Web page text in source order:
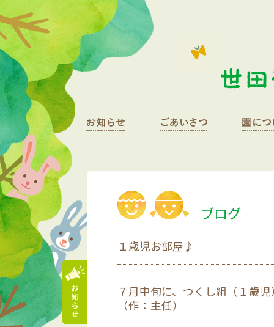
ブログ
１歳児お部屋♪
７月中旬に、つくし組（１歳
（作：主任）